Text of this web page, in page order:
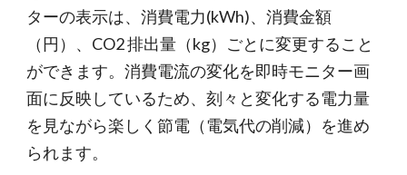
ターの表示は、消費電力(kWh)、消費金額
（円）、CO2 排出量（kg）ごとに変更すること
ができます。消費電流の変化を即時モニター画
面に反映しているため、刻々と変化する電力量
を見ながら楽しく節電（電気代の削減）を進め
られます。